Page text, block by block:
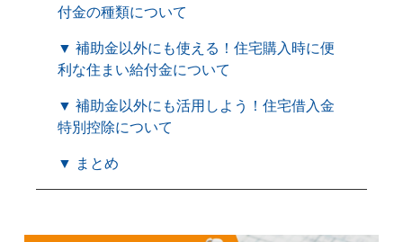
付金の種類について
▼ 補助金以外にも使える！住宅購入時に便
利な住まい給付金について
▼ 補助金以外にも活用しよう！住宅借入金
特別控除について
▼ まとめ